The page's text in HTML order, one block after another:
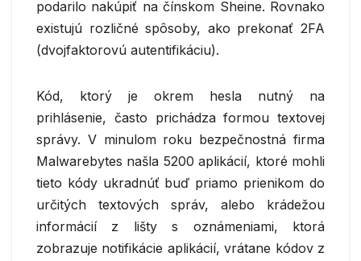
podarilo nakúpiť na čínskom Sheine. Rovnako
existujú rozličné spôsoby, ako prekonať 2FA
(dvojfaktorovú autentifikáciu).
Kód, ktorý je okrem hesla nutný na
prihlásenie, často prichádza formou textovej
správy. V minulom roku bezpečnostná firma
Malwarebytes našla 5200 aplikácií, ktoré mohli
tieto kódy ukradnúť buď priamo prienikom do
určitých textových správ, alebo krádežou
informácií z lišty s oznámeniami, ktorá
zobrazuje notifikácie aplikácií, vrátane kódov z